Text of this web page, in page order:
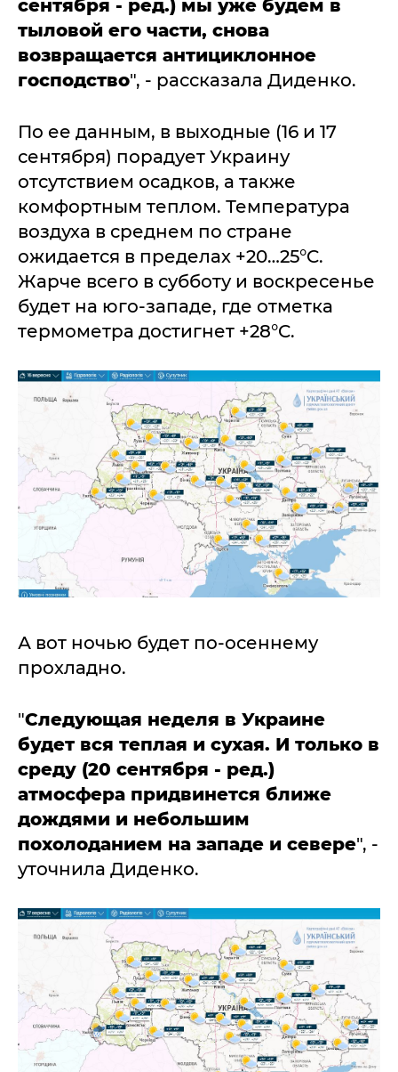
сентября - ред.) мы уже будем в
тыловой его части, снова
возвращается антициклонное
господство", - рассказала Диденко.
По ее данным, в выходные (16 и 17
сентября) порадует Украину
отсутствием осадков, а также
комфортным теплом. Температура
воздуха в среднем по стране
ожидается в пределах +20…25°C.
Жарче всего в субботу и воскресенье
будет на юго-западе, где отметка
термометра достигнет +28°C.
А вот ночью будет по-осеннему
прохладно.
"Следующая неделя в Украине
будет вся теплая и сухая. И только в
среду (20 сентября - ред.)
атмосфера придвинется ближе
дождями и небольшим
похолоданием на западе и севере", -
уточнила Диденко.